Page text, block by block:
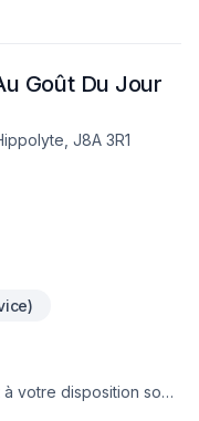
Goût Du Jour
J8A 3R1
à votre disposition son